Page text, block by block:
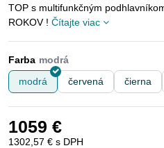
TOP s multifunkčným
ROKOV ! Čítajte viac
Farba
modrá
červená čierna
1059 €
1302,57 € s DPH